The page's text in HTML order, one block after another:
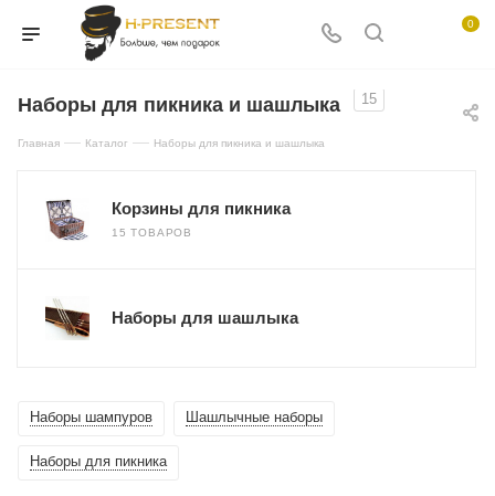
0
Наборы для пикника и шашлыка 15
Главная — Каталог — Наборы для пикника и шашлыка
Корзины для пикника
15 ТОВАРОВ
Наборы для шашлыка
Наборы шампуров Шашлычные наборы
Наборы для пикника